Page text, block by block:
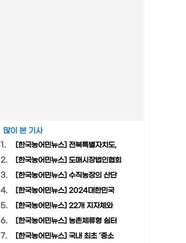
많이 본 기사
1.
[한국농어민뉴스] 전북특별자치도,
2. [한국농어민뉴스] 도매시장법인협회
3. [한국농어민뉴스] 수직농장의 산단
4. [한국농어민뉴스] 2024대한민국
5. [한국농어민뉴스] 22개 지자체와
6. [한국농어민뉴스] 농촌체류형 쉼터
7. [한국농어민뉴스] 국내 최초 ‘중소